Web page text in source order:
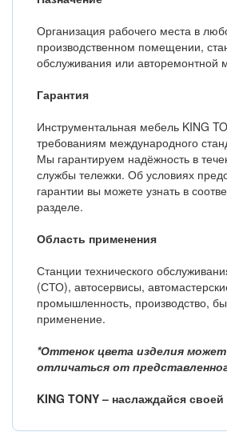
Организация рабочего места в
производственном помещении,
обслуживания или авторемонтной
Гарантия
Инструментальная мебель KING
требованиям международного
Мы гарантируем надёжность в
службы тележки. Об условиях
гарантии вы можете узнать в
разделе.
Область применения
Станции технического
(СТО), автосервисы,
промышленность, производство,
применение.
*Оттенок цвета изделия может
отличаться от
KING TONY – наслаждайся